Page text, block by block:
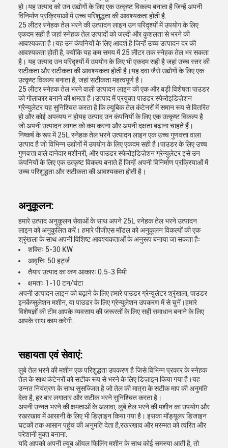
हो।यह उत्पाद को उन उद्योगों के लिए एक उत्कृष्ट विकल्प बनाता है जिन्हें अपनी
विनिर्माण प्रक्रियाओं में उच्च परिशुद्धता की आवश्यकता होती है.
25 लीटर स्नेहक तेल भरने की उत्पादन लाइन उन परिदृश्यों में उपयोग के लिए
एकदम सही है जहां स्नेहक तेल उत्पादों को जल्दी और कुशलता से भरने की
आवश्यकता है।यह उन कंपनियों के लिए आदर्श है जिन्हें उच्च उत्पादन दर की
आवश्यकता होती है, क्योंकि यह कम समय में 25 लीटर तक स्नेहक तेल भर सकता
है। यह उत्पाद उन परिदृश्यों में उपयोग के लिए भी एकदम सही है जहां उच्च स्तर की
सटीकता और सटीकता की आवश्यकता होती है।यह दवा जैसे उद्योगों के लिए एक
उत्कृष्ट विकल्प बनाता है, जहां सटीकता महत्वपूर्ण है।
25 लीटर स्नेहक तेल भरने वाली उत्पादन लाइन की एक और बड़ी विशेषता पाउडर
को गोलाकार बनाने की क्षमता है।उत्पाद में प्रयुक्त पाउडर स्फेरोइडिज़ेशन
ग्रैन्युलेटर यह सुनिश्चित करता है कि ल्यूबिक तेल कंटेनरों में समान रूप से वितरित
हो और कोई अपव्यय न होयह उत्पाद उन कंपनियों के लिए एक उत्कृष्ट विकल्प है
जो अपनी उत्पादन लागत को कम करना और अपनी दक्षता बढ़ाना चाहते हैं।
निष्कर्ष के रूप में 25L स्नेहक तेल भरने उत्पादन लाइन एक उच्च गुणवत्ता वाला
उत्पाद है जो विभिन्न उद्योगों में उपयोग के लिए एकदम सही है।पाउडर के लिए उच्च
गुणवत्ता वाले दानेदार मशीनरी, और पाउडर स्फेरोइडिज़ेशन ग्रेन्युलेटर इसे उन
कंपनियों के लिए एक उत्कृष्ट विकल्प बनाते हैं जिन्हें अपनी विनिर्माण प्रक्रियाओं में
उच्च परिशुद्धता और सटीकता की आवश्यकता होती है।
अनुकूलन:
हमारे उत्पाद अनुकूलन सेवाओं के साथ अपने 25L स्नेहक तेल भरने उत्पादन
लाइन को अनुकूलित करें। हमारे पीजीएस मॉडल को अनुकूलन विकल्पों की एक
श्रृंखला के साथ अपनी विशिष्ट आवश्यकताओं के अनुरूप बनाया जा सकता हैः
शक्तिः 5-30 KW
आवृत्तिः 50 हर्ट्ज
तैयार उत्पाद का कण आकारः 0.5-3 मिमी
क्षमताः 1-10 टन/घंटा
अपनी उत्पादन लाइन को बढ़ाने के लिए हमारे पाउडर ग्रेन्युलेटर श्रृंखला, पाउडर
इनकैप्सुलेशन मशीन, या पाउडर के लिए ग्रेन्युलेशन उपकरण में से चुनें।हमारे
विशेषज्ञों की टीम आपके व्यवसाय की जरूरतों के लिए सही समाधान बनाने के लिए
आपके साथ काम करेगी.
सहायता एवं सेवाएं:
लुबे तेल भरने की मशीन एक परिशुद्धता उपकरण है जिसे विभिन्न प्रकार के स्नेहक
तेल के साथ कंटेनरों को सटीक रूप से भरने के लिए डिज़ाइन किया गया है।यह
उन्नत नियंत्रण के साथ सुसज्जित है जो तेल की मात्रा के सटीक माप की अनुमति
देता है, हर बार लगातार और सटीक भरने सुनिश्चित करता है।
अपनी उन्नत भरने की क्षमताओं के अलावा, लुबे तेल भरने की मशीन का उपयोग और
रखरखाव में आसानी के लिए भी डिज़ाइन किया गया है। इसका मॉड्यूलर डिजाइन
घटकों तक आसान पहुंच की अनुमति देता है,रखरखाव और मरम्मत को त्वरित और
परेशानी मुक्त बनाना.
यदि आपको अपनी ल्यूब ऑयल फिलिंग मशीन के साथ कोई समस्या आती है, तो